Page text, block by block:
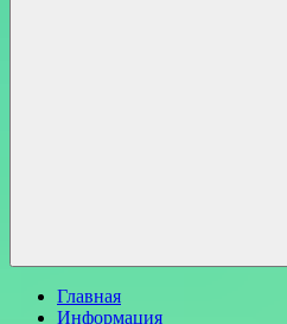
Главная
Информация